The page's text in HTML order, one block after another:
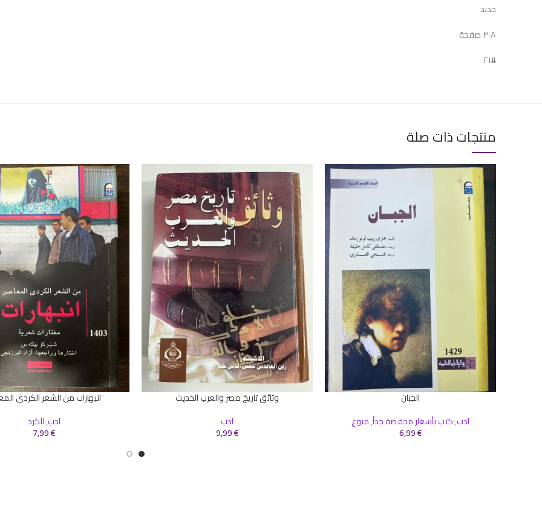
جديد
٣٠٨ صفحة
#٢١
منتجات ذات صلة
الجبان
ادب,كتب بأسعار مخفضة جداً,منوع
6,99€
إضافة إلى السلةوثائق تاريخ مصر والعرب الحديث
ادب
9,99€
إضافة إلى السلةانبهارات من الشعر الكردي
ادب,الكرد
7,99€